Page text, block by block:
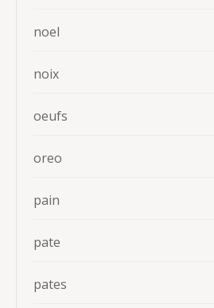
noel
noix
oeufs
oreo
pain
pate
pates